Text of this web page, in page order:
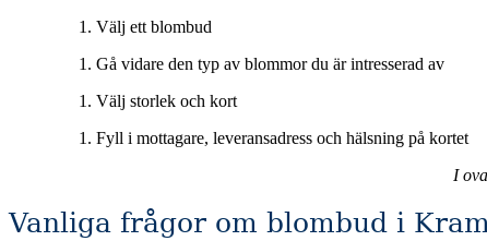
Välj ett blombud
Gå vidare den typ av blommor du är intresserad av
Välj storlek och kort
Fyll i mottagare, leveransadress och hälsning på kortet
I
Vanliga frågor om blombud i